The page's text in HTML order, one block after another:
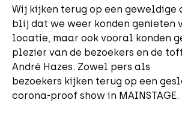
Wij kijken terug op een geweldige
blij dat we weer konden genieten
locatie, maar ook vooral konden
plezier van de bezoekers en de
André Hazes. Zowel pers als
bezoekers kijken terug op een
corona-proof show in MAINSTAGE.